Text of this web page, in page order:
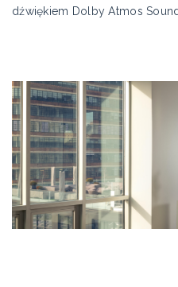
dźwiękiem Dolby Atmos Sound